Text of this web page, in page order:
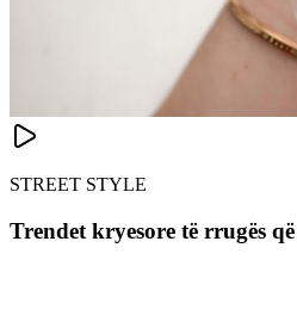
STREET STYLE
Trendet kryesore të rrugës